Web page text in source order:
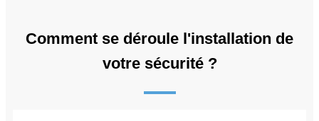
Comment se déroule l'installation de
votre sécurité ?